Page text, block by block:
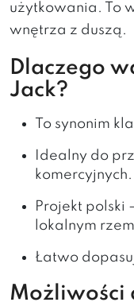
użytkowania. To
wnętrza z duszą.
Dlaczego
Jack?
To synonim
Idealny do
komercyjnych.
Projekt polski
lokalnym
Łatwo
Możliwości